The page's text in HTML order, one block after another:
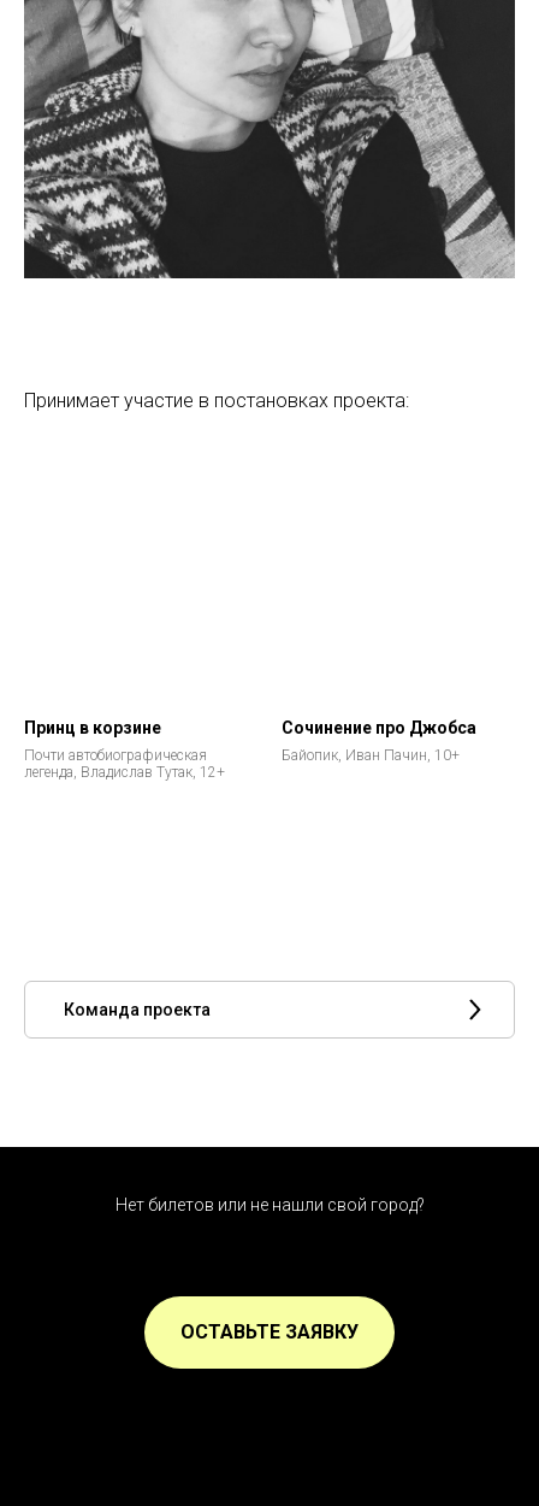
Принимает участие в постановках проекта:
Принц в корзине
Почти автобиографическая
легенда, Владислав Тутак, 12+
Сочинение про Джобса
Байопик, Иван Пачин, 10+
Команда проекта
Нет билетов или не нашли свой город?
ОСТАВЬТЕ ЗАЯВКУ